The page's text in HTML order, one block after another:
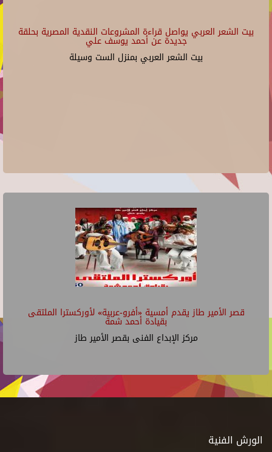
بيت الشعر العربي يواصل قراءة المشروعات النقدية المصرية بحلقة
جديدة عن أحمد يوسف علي
بيت الشعر العربي بمنزل الست وسيلة
قصر الأمير طاز يقدم أمسية «أفرو-عربية» لأوركسترا الملتقى
بقيادة أحمد شمة
مركز الإبداع الفنى بقصر الأمير طاز
الورش الفنية